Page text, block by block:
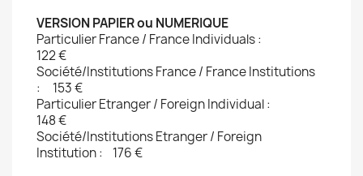
VERSION PAPIER ou NUMERIQUE
Particulier France / France Individuals :
122 €
Société/Institutions France / France Institutions
: 153 € 
Particulier Etranger / Foreign Individual :
148 € 
Société/Institutions Etranger / Foreign
Institution : 176 € 